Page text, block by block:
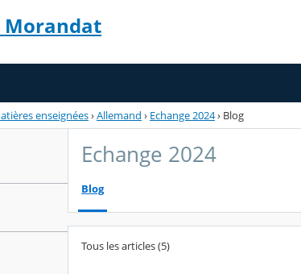
Morandat
enseignées›Allemand › Echange 2024› Blog
Echange 2024
Blog
Tous les articles (5)